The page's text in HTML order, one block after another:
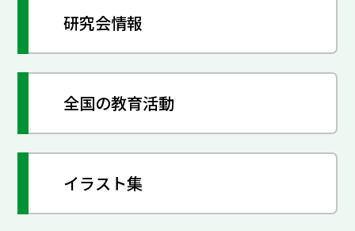
研究会情報
全国の教育活動
イラスト集